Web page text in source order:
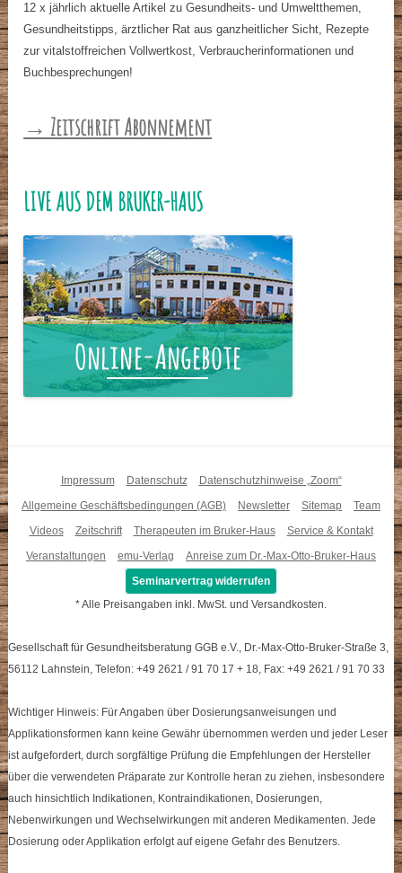
12 x jährlich aktuelle Artikel zu Gesundheits- und Umweltthemen,
Gesundheitstipps, ärztlicher Rat aus ganzheitlicher Sicht, Rezepte
zur vitalstoffreichen Vollwertkost, Verbraucherinformationen und
Buchbesprechungen!
→ Zeitschrift Abonnement
LIVE AUS DEM BRUKER-HAUS
Impressum Datenschutz
Datenschutzhinweise „Zoom“
Allgemeine Geschäftsbedingungen (AGB)
Newsletter Sitemap
Team
Videos
Zeitschrift Therapeuten im Bruker-Haus
Service & Kontakt
Veranstaltungen
emu-Verlag
Anreise zum Dr.-Max-Otto-Bruker-Haus
Seminarvertrag widerrufen
* Alle Preisangaben inkl. MwSt. und Versandkosten.
Gesellschaft für Gesundheitsberatung GGB e.V., Dr.-Max-Otto-Bruker-Straße 3,
56112 Lahnstein, Telefon: +49 2621 / 91 70 17 + 18, Fax: +49 2621 / 91 70 33
Wichtiger Hinweis: Für Angaben über Dosierungsanweisungen und
Applikationsformen kann keine Gewähr übernommen werden und jeder Leser
ist aufgefordert, durch sorgfältige Prüfung die Empfehlungen der Hersteller
über die verwendeten Präparate zur Kontrolle heran zu ziehen, insbesondere
auch hinsichtlich Indikationen, Kontraindikationen, Dosierungen,
Nebenwirkungen und Wechselwirkungen mit anderen Medikamenten. Jede
Dosierung oder Applikation erfolgt auf eigene Gefahr des Benutzers.